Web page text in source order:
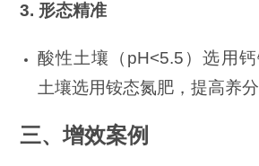
3. 形态精准
酸性土壤（pH<5.5）选用
土壤选用铵态氮肥，提高养分
三、增效案例